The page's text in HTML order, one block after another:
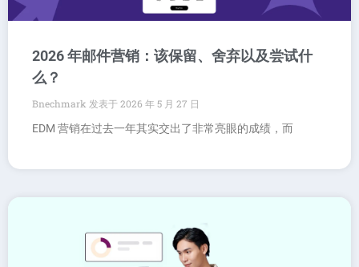
2026 年邮件营销：该保留、舍弃以及尝试什
么？
Bnechmark
2026 年 5 月 27 日
EDM 营销在过去一年其实交出了非常亮眼的成绩，而